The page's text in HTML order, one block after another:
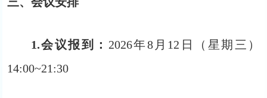
1.会议报到： 2026年8月12日（星期三）
14:00~21:30